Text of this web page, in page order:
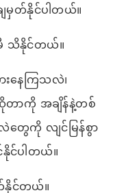
မှတ်နိုင်ပါတယ်။
သိနိုင်တယ်။
နေကြသလဲ၊
ာကို အချိန်နဲ့တစ်
ေကို လျင်မြန်စွာ
င်ပါတယ်။
နိုင်တယ်။